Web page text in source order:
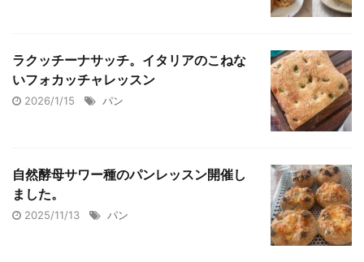
ラクッチーナサッチ。イタリアのこねな
いフォカッチャレッスン
2026/1/15 パン
自然酵母サワー種のパンレッスン開催し
ました。
2025/11/13 パン